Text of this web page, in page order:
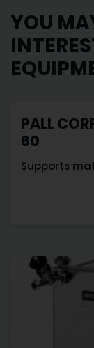
YOU
PALL
60
Supports